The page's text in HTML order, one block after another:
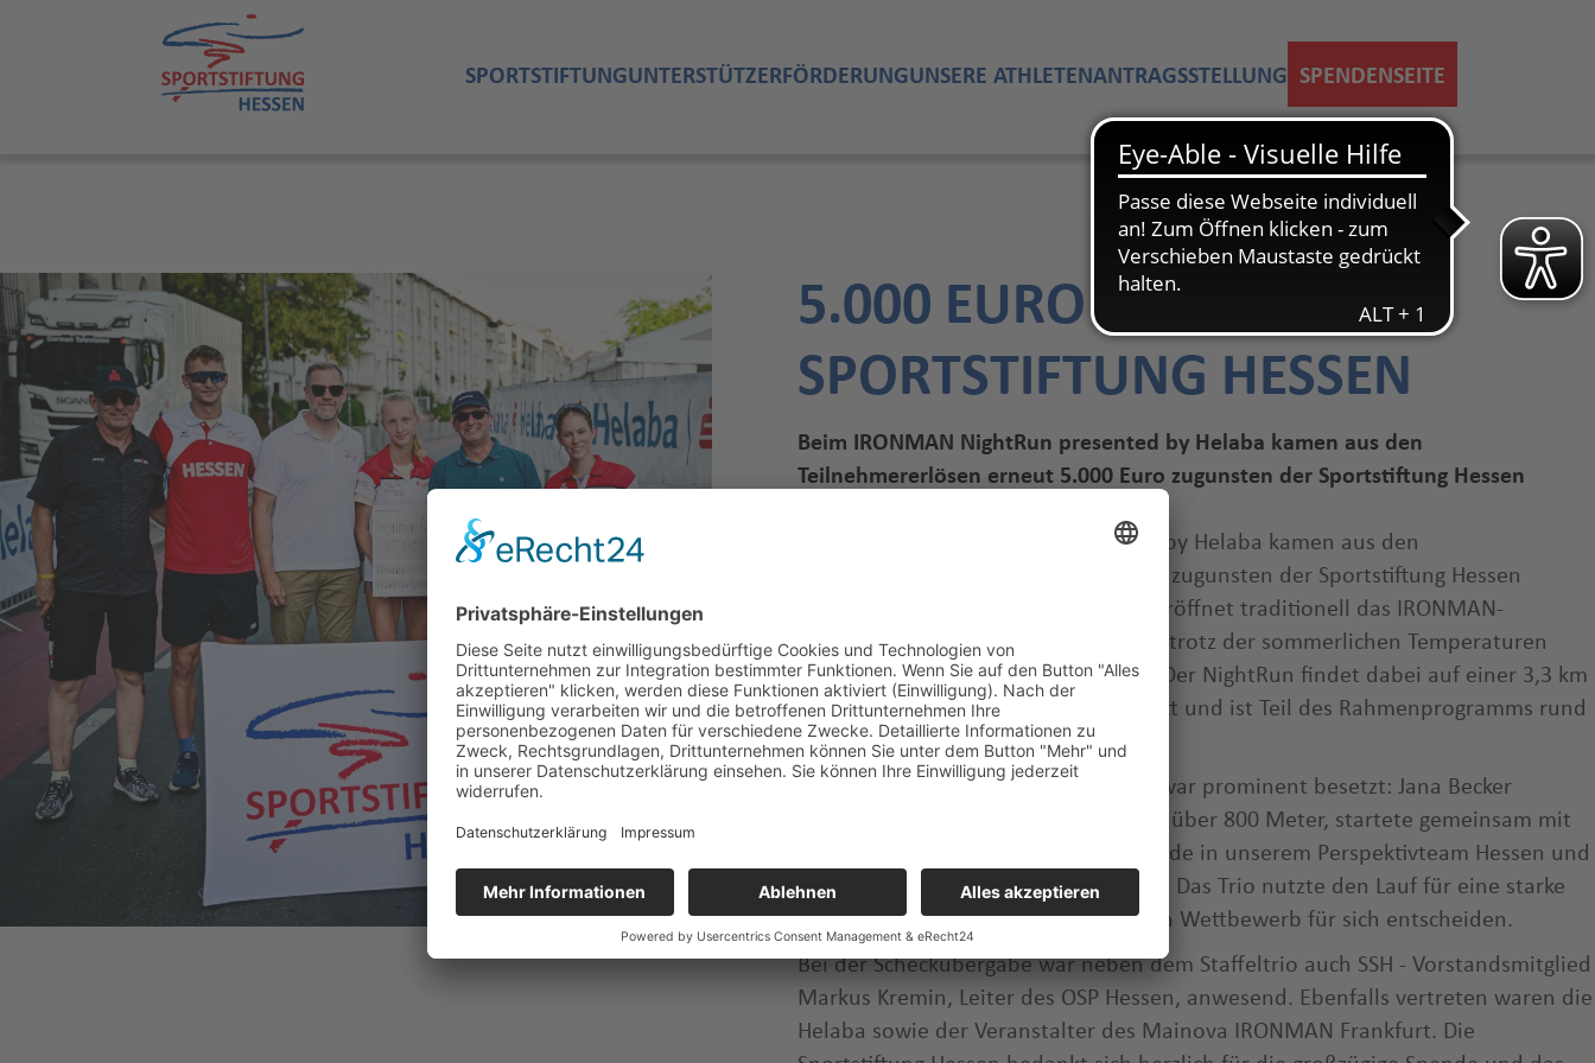
SPORTSTIFTUNGUNTERSTÜTZERFÖRDERUNGUNSERE ATHLETENANTRAGSSTELLUNG SPENDENSEITE
5.000 EURO FÜR DIE
SPORTSTIFTUNG HESSEN
Beim IRONMAN NightRun presented by Helaba kamen aus den
Teilnehmererlösen erneut 5.000 Euro zugunsten der Sportstiftung Hessen
Beim IRONMAN NightRun presented by Helaba kamen aus den
Teilnehmererlösen erneut 5.000 Euro zugunsten der Sportstiftung Hessen
zusammen. Der beliebte Abendlauf eröffnet traditionell das IRONMAN-
Wochenende in Frankfurt und sorgte trotz der sommerlichen Temperaturen
erneut für eine sehr gute Stimmung. Der NightRun findet dabei auf einer 3,3 km
langen Strecke entlang des Mains statt und ist Teil des Rahmenprogramms rund
um den IRONMAN in Frankfurt.
Auch die SSH-Staffel über 3 x 3,3 km war prominent besetzt: Jana Becker
(Königstein LV), U20-Europameisterin über 800 Meter, startete gemeinsam mit
Carolina Schäfer (TG Schwalbach), beide in unserem Perspektivteam Hessen und
Finn Kohlenbach (Frankfurt Athletics). Das Trio nutzte den Lauf für eine starke
gemeinsame Leistung und konnte den Wettbewerb für sich entscheiden.
Bei der Scheckübergabe war neben dem Staffeltrio auch SSH - Vorstandsmitglied
Markus Kremin, Leiter des OSP Hessen, anwesend. Ebenfalls vertreten waren die
Helaba sowie der Veranstalter des Mainova IRONMAN Frankfurt. Die